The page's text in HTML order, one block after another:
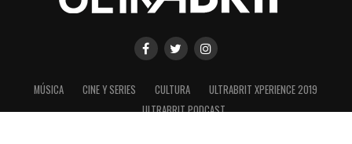
MÚSICA CINE Y SERIES CULTURA
ULTRABRIT XPERIENCE 2019
ULTRABRIT PODCAST